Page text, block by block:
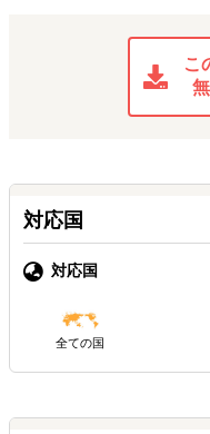
こ
対応国
対応国
全ての国